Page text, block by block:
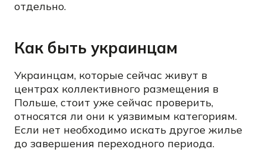
отдельно.
Как быть украинцам
Украинцам, которые сейчас живут в
центрах коллективного размещения в
Польше, стоит уже сейчас проверить,
относятся ли они к уязвимым категориям.
Если нет необходимо искать другое жилье
до завершения переходного периода.